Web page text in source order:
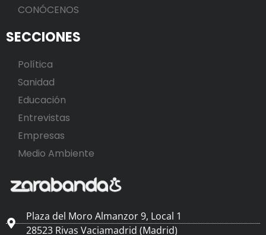
CONÓCENOS
SECCIONES
Política
Sanidad
Educación
Entrevistas
Empresas
Medio Ambiente
Plaza del Moro Almanzor 9, Local 1
28523 Rivas Vaciamadrid (Madrid)